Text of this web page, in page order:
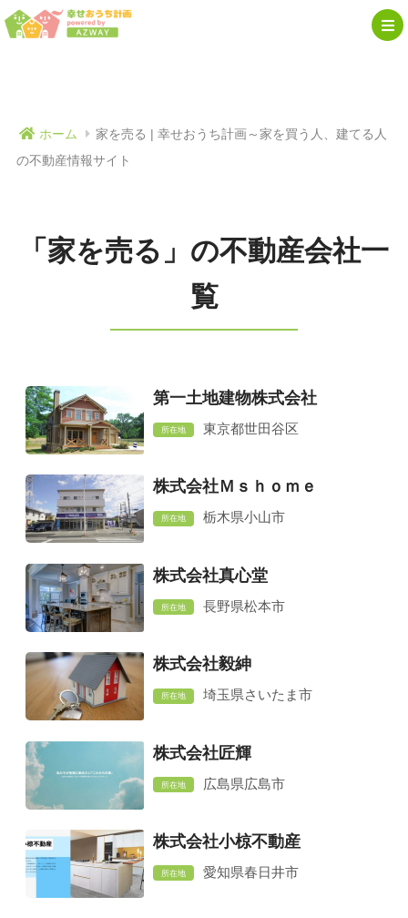
ホーム
家を売る | 幸せおうち計画～家を買う人、建てる人
の不動産情報サイト
「家を売る」の不動産会社一
覧
第一土地建物株式会社
所在地 東京都世田谷区
株式会社Ｍｓｈｏｍｅ
所在地 栃木県小山市
株式会社真心堂
所在地 長野県松本市
株式会社毅紳
所在地 埼玉県さいたま市
株式会社匠輝
所在地 広島県広島市
株式会社小椋不動産
所在地 愛知県春日井市